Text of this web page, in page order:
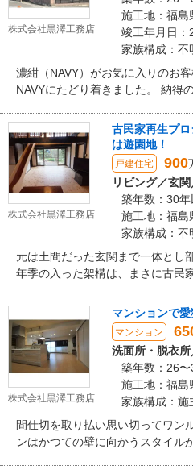
株式会社黒澤工務店
施工地：福島
竣工年月日：
家族構成：不
濃紺（NAVY）がお気に入りのお
NAVYにたどり着きました。 納得
株式会社黒澤工務店
古民家再生プ
は遊園地！
戸建住宅 900
リビング／玄
築年数：30年
施工地：福島
家族構成：不
元は土間だった玄関まで一体とし
年季の入った架構は、まさに古民
でこども限定ですよ！
株式会社黒澤工務店
マンションで
マンション
洗面所・脱衣
築年数：26
施工地：福島
家族構成：施
間仕切を取り払い思い切ってワン
ンはかつての壁に向かうスタイル